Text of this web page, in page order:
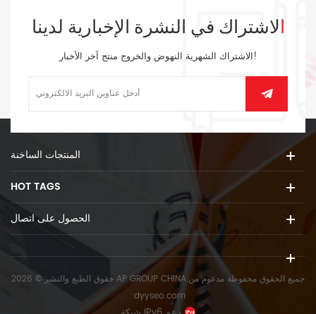
الاشتراك في النشرة الإخبارية لدينا
الاشتراك الشهرية النهوض والخروج منتج آخر الأخبار!
المنتجات الساخنة
HOT TAGS
الحصول على اتصال
حقوق الطبع والنشر © 2026 AP GROUP CHINA.جميع الحقوق محفوظة مدعوم من
:dyyseo.com